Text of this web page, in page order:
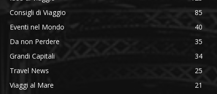
Consigli di Viaggio
85
Eventi nel Mondo
40
Da non Perdere
35
Grandi Capitali
34
Travel News
25
Viaggi al Mare
21